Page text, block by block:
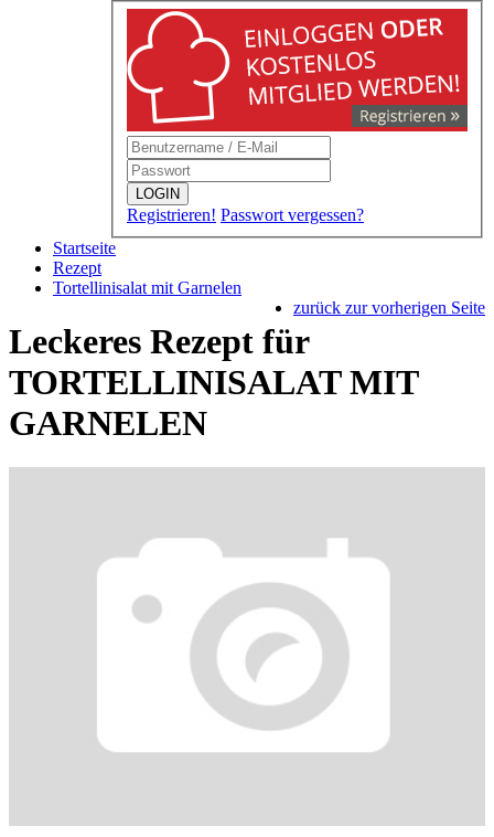
LOGIN
Registrieren! Passwort vergessen?
Startseite
Rezept
Tortellinisalat mit Garnelen
zurück zur vorherigen Seite
Leckeres Rezept für
TORTELLINISALAT MIT
GARNELEN